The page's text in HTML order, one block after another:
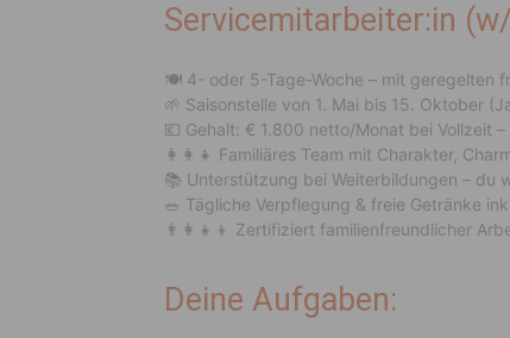
Servicemitarbeiter:in
🍽 4- oder 5-Tage-Woche – mit geregelten
🌱 Saisonstelle von 1. Mai bis 15. Oktober
💶 Gehalt: € 1.800 netto/Monat bei Vollzeit
👩‍👩‍👧 Familiäres Team mit Charakter,
📚 Unterstützung bei Weiterbildungen – du
🥗 Tägliche Verpflegung & freie Getränke
👨‍👩‍👧‍👦 Zertifiziert familienfreundlicher
Deine Aufgaben: